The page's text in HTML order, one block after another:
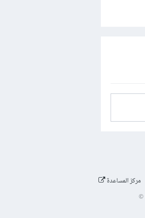
مركز المساعدة
©